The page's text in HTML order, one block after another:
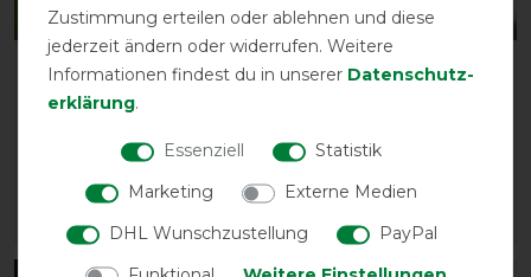
Back on Track
Kreuzschoner -2-lagig -
vorher 75,90 €
ARTIKEL MERKEN
Back on Track
vorher 41,85 €
ARTIKEL MERKEN
Zustimmung erteilen oder ablehnen und diese
jederzeit ändern oder widerrufen. Weitere
Informationen findest du in unserer Daten­schutz­
erklärung.
Essenziell
Statistik
Marketing
Externe Medien
DHL Wunschzustellung
PayPal